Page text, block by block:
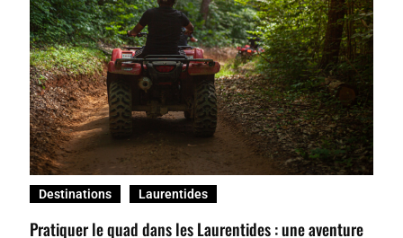
Destinations Laurentides
Pratiquer le quad dans les Laurentides : une aventure